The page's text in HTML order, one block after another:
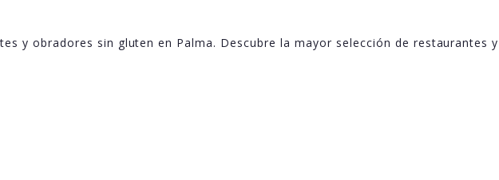
y obradores sin gluten en Palma. Descubre la mayor selección de restaurantes